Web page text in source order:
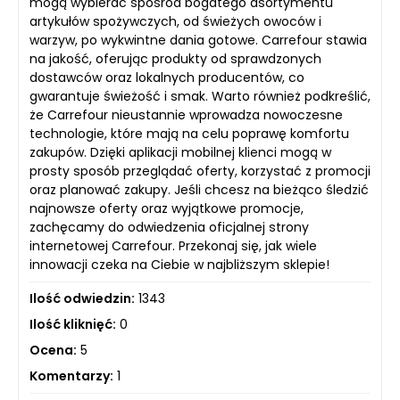
artykułów spożywczych, od świeżych owoców i
warzyw, po wykwintne dania gotowe. Carrefour stawia
na jakość, oferując produkty od sprawdzonych
dostawców oraz lokalnych producentów, co
gwarantuje świeżość i smak. Warto również podkreślić,
że Carrefour nieustannie wprowadza nowoczesne
technologie, które mają na celu poprawę komfortu
zakupów. Dzięki aplikacji mobilnej klienci mogą w
prosty sposób przeglądać oferty, korzystać z promocji
oraz planować zakupy. Jeśli chcesz na bieżąco śledzić
najnowsze oferty oraz wyjątkowe promocje,
zachęcamy do odwiedzenia oficjalnej strony
internetowej Carrefour. Przekonaj się, jak wiele
innowacji czeka na Ciebie w najbliższym sklepie!
Ilość odwiedzin: 1343
Ilość kliknięć: 0
Ocena: 5
Komentarzy: 1